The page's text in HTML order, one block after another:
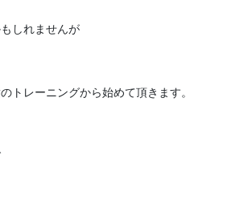
しれませんが
トレーニングから始めて頂きます。